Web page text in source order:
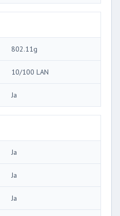
802.11g
10/100 LAN
Ja
Ja
Ja
Ja